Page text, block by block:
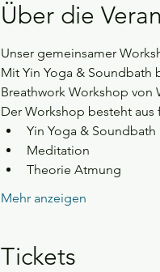
Über die
Unser gemeinsamer
Mit Yin Yoga &
Breathwork Workshop von
Der Workshop besteht
Yin Yoga & Soundbath
Meditation
Theorie Atmung
Mehr anzeigen
Tickets